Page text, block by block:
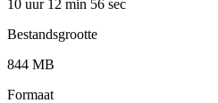
10 uur 12 min 56 sec
Bestandsgrootte
844 MB
Formaat